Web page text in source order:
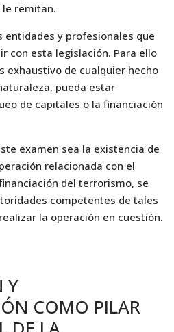
remitan.
entidades y profesionales que
con esta legislación. Para ello
exhaustivo de cualquier hecho
pueda estar
de capitales o la financiación
examen sea la existencia de
relacionada con el
del terrorismo, se
competentes de tales
la operación en cuestión.
Y
COMO PILAR